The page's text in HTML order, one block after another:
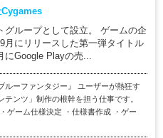
グループとして設立。 ゲームの企
月にリリースした第一弾タイトル
にGoogle Playの売...
ルーファンタジー』 ユーザーが熱狂す
テンツ」制作の根幹を担う仕事です。
ゲーム仕様決定 ・仕様書作成 ・ゲー